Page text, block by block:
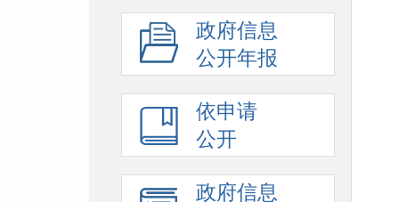
政府信息
公开年报
依申请
公开
政府信息